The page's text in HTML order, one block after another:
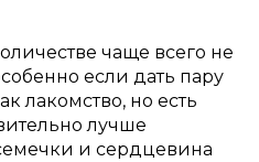
чаще всего не
если дать пару
лакомство, но есть
лучше
и сердцевина